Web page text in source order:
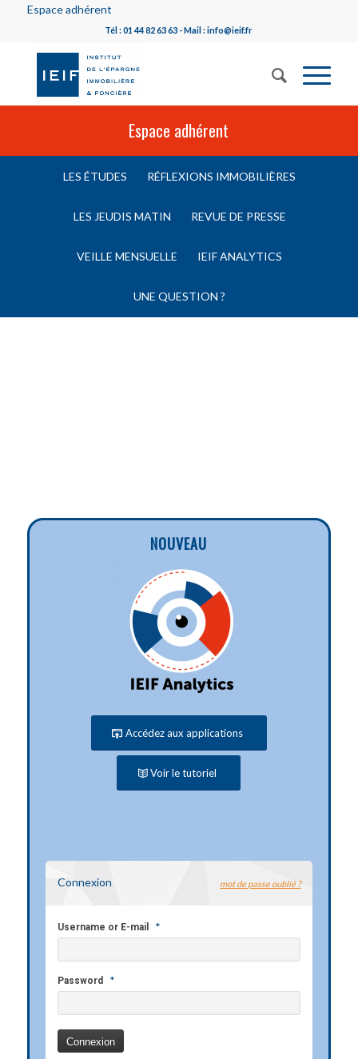
Espace adhérent
Tél : 01 44 82 63 63 - Mail : info@ieif.fr
Espace adhérent
LES ÉTUDES RÉFLEXIONS IMMOBILIÈRES
LES JEUDIS MATIN REVUE DE PRESSE
VEILLE MENSUELLE IEIF ANALYTICS
UNE QUESTION ?
NOUVEAU
Accédez aux applications
Voir le tutoriel
Connexion mot de passe oublié ?
Username or E-mail *
Password *